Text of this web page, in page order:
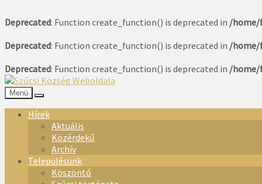
Deprecated: Function create_function() is deprecated in /home/
Deprecated: Function create_function() is deprecated in /home/
Deprecated: Function create_function() is deprecated in /home/
Menü
Hírek
Aktuális
Közérdekű
Archív
Településünk
Köszöntő